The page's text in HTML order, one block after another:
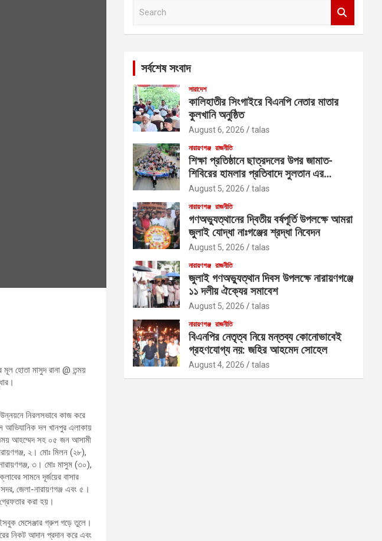
মূল হোতা মাসুদ রানা @ তন্ময়
নিরলসভাবে কাজ করে
আভিযানিক দল খানপুর এলাকায়
তন্ময় আহম্মেদ সহ ০৫ জন আসামী
২। মোঃ মিলন (২৮),
নারায়ণগঞ্জ, ৩। মোঃ মাসুম (৩০),
সামনে দূর্জয়ের বাসার
জেলা-নারায়ণগঞ্জ এবং ৫।
গ্রেফতার করা হয়।
মেসেঞ্জার গ্রুপ গড়ে তুলে।
নিকট আদান প্রদান করে এবং
সর্বশেষ সংবাদ
সারাদেশ
কালিহাতীর সিংগাইরে বিএনপি নেতার মাতার
কুলখানি অনুষ্ঠিত
August 6, 2026 talas
নারায়ণগঞ্জ রাজনীতি
শিক্ষা প্রতিষ্ঠানে ছাত্রদলের উপর জামাত-
শিবিরের হামলার প্রতিবাদে সুলতান এর
নেতৃত্বে বিক্ষোভ
August 5, 2026 talas
নারায়ণগঞ্জ রাজনীতি
গণঅভ্যুত্থানের দ্বিতীয় বর্ষপূর্তি উপলক্ষে আমরা
জুলাই যোদ্ধা নাঃগঞ্জের শ্রদ্ধা নিবেদন
August 5, 2026 talas
নারায়ণগঞ্জ রাজনীতি
জুলাই গণঅভ্যুত্থান দিবস উপলক্ষে নারায়ণগঞ্জে
১১ দলীয় ঐক্যের সমাবেশ
August 5, 2026 talas
নারায়ণগঞ্জ রাজনীতি
বিএনপির নেতৃত্ব নিয়ে মন্তব্য কোনোভাবেই
গ্রহণযোগ্য নয়: জহির আহমেদ সোহেল
August 4, 2026 talas